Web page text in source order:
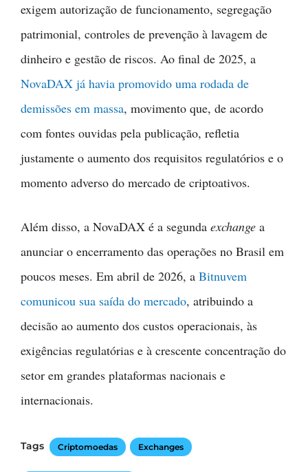
exigem autorização de funcionamento, segregação
patrimonial, controles de prevenção à lavagem de
dinheiro e gestão de riscos. Ao final de 2025, a
NovaDAX já havia promovido uma rodada de
demissões em massa, movimento que, de acordo
com fontes ouvidas pela publicação, refletia
justamente o aumento dos requisitos regulatórios e o
momento adverso do mercado de criptoativos.
Além disso, a NovaDAX é a segunda exchange a
anunciar o encerramento das operações no Brasil em
poucos meses. Em abril de 2026, a Bitnuvem
comunicou sua saída do mercado, atribuindo a
decisão ao aumento dos custos operacionais, às
exigências regulatórias e à crescente concentração do
setor em grandes plataformas nacionais e
internacionais.
Tags Criptomoedas Exchanges